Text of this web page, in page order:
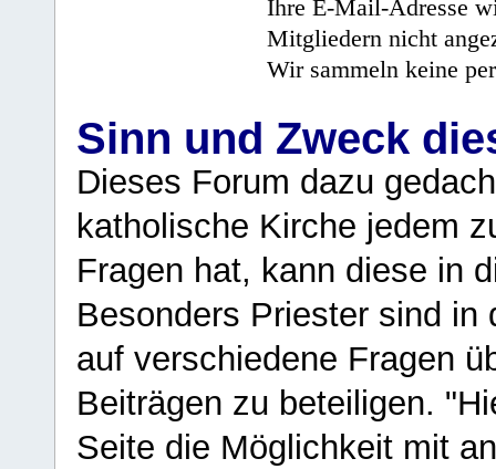
Ihre E-Mail-Adresse
Mitgliedern nicht
Wir sammeln keine
Sinn und Zweck
Dieses Forum dazu
katholische Kirche jedem
Fragen hat, kann diese in
Besonders Priester sind in
auf verschiedene Fragen
Beiträgen zu beteiligen.
Seite die Möglichkeit mit